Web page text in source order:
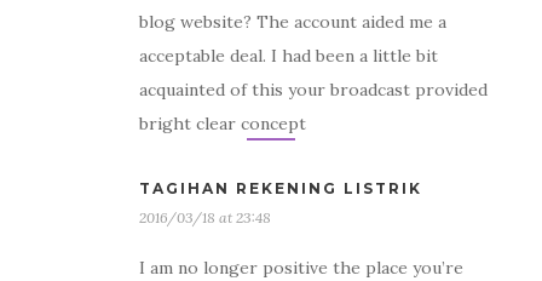
blog website? The account aided me a
acceptable deal. I had been a little bit
acquainted of this your broadcast provided
bright clear concept
TAGIHAN REKENING LISTRIK
2016/03/18 at 23:48
I am no longer positive the place you’re